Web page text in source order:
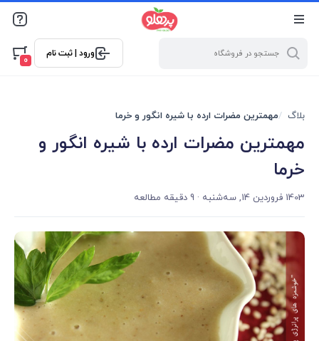
@media screen and (max-width: 500px) { .w-ch{bottom: 125px
!important; left:5px !important;} }
ورود | ثبت نام
0
بلاگ مهمترین مضرات ارده با شیره انگور و خرما
مهمترین مضرات ارده با شیره انگور و
خرما
1403 فروردین 14, سه‌شنبه · 9 دقیقه مطالعه